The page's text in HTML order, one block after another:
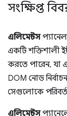
সংক্ষিপ্ত
এলিমেন্টস
একটি শক্তিশালী
করতে পারেন, যা
DOM নোড
সেগুলোকে
এলিমেন্টস